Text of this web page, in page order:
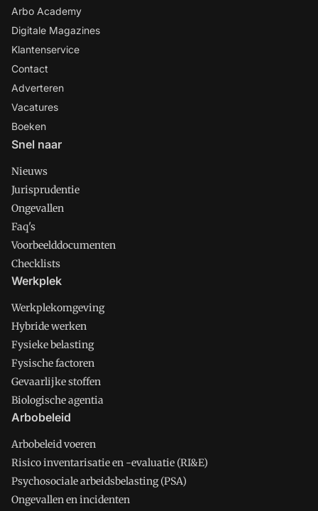
Arbo Academy
Digitale Magazines
Klantenservice
Contact
Adverteren
Vacatures
Boeken
Snel naar
Nieuws
Jurisprudentie
Ongevallen
Faq's
Voorbeelddocumenten
Checklists
Werkplek
Werkplekomgeving
Hybride werken
Fysieke belasting
Fysische factoren
Gevaarlijke stoffen
Biologische agentia
Arbobeleid
Arbobeleid voeren
Risico inventarisatie en -evaluatie (RI&E)
Psychosociale arbeidsbelasting (PSA)
Ongevallen en incidenten